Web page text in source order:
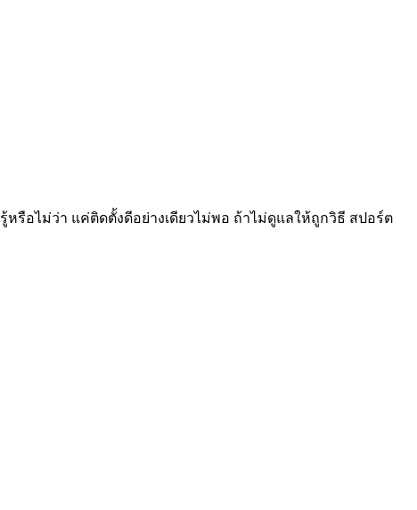
รือไม่ว่า แค่ติดตั้งดีอย่างเดียวไม่พอ ถ้าไม่ดูแลให้ถูกวิธี สปอร์ต